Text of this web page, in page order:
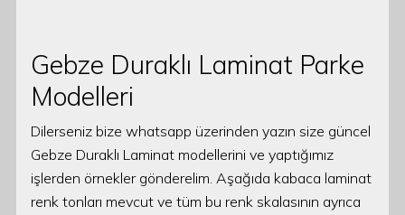
Gebze Duraklı Laminat Parke
Modelleri
Dilerseniz bize whatsapp üzerinden yazın size güncel
Gebze Duraklı Laminat modellerini ve yaptığımız
işlerden örnekler gönderelim. Aşağıda kabaca laminat
renk tonları mevcut ve tüm bu renk skalasının ayrıca